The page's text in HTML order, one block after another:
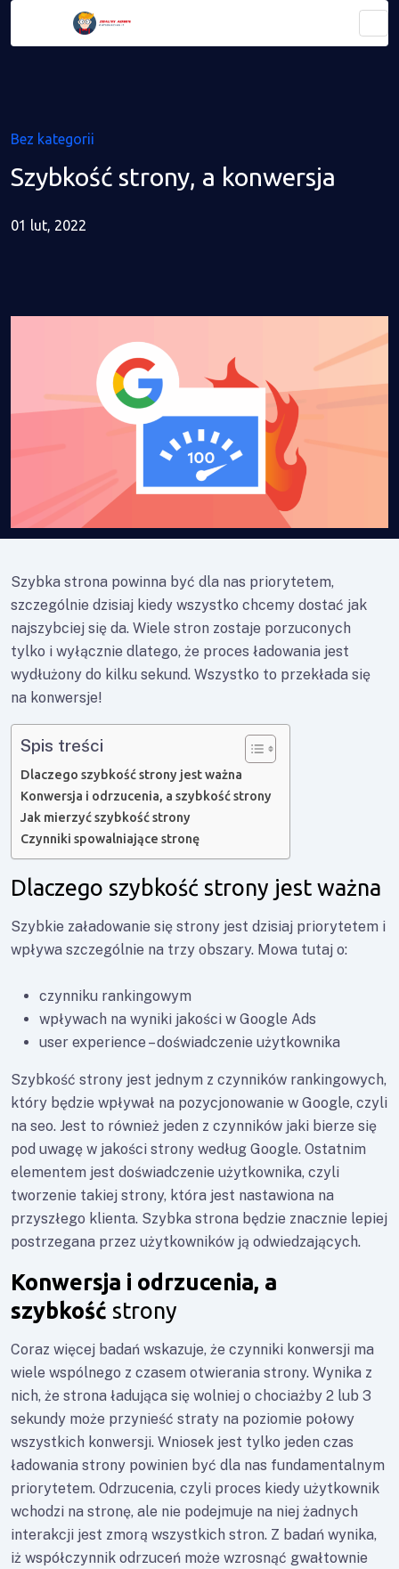
Bez kategorii
Szybkość strony, a konwersja
01 lut, 2022
Szybka strona powinna być dla nas priorytetem,
szczególnie dzisiaj kiedy wszystko chcemy dostać jak
najszybciej się da. Wiele stron zostaje porzuconych
tylko i wyłącznie dlatego, że proces ładowania jest
wydłużony do kilku sekund. Wszystko to przekłada się
na konwersje!
Spis treści
Dlaczego szybkość strony jest ważna
Konwersja i odrzucenia, a szybkość strony
Jak mierzyć szybkość strony
Czynniki spowalniające stronę
Dlaczego szybkość strony jest ważna
Szybkie załadowanie się strony jest dzisiaj priorytetem i
wpływa szczególnie na trzy obszary. Mowa tutaj o:
czynniku rankingowym
wpływach na wyniki jakości w Google Ads
user experience – doświadczenie użytkownika
Szybkość strony jest jednym z czynników rankingowych,
który będzie wpływał na pozycjonowanie w Google, czyli
na seo. Jest to również jeden z czynników jaki bierze się
pod uwagę w jakości strony według Google. Ostatnim
elementem jest doświadczenie użytkownika, czyli
tworzenie takiej strony, która jest nastawiona na
przyszłego klienta. Szybka strona będzie znacznie lepiej
postrzegana przez użytkowników ją odwiedzających.
Konwersja i odrzucenia, a
szybkość strony
Coraz więcej badań wskazuje, że czynniki konwersji ma
wiele wspólnego z czasem otwierania strony. Wynika z
nich, że strona ładująca się wolniej o chociażby 2 lub 3
sekundy może przynieść straty na poziomie połowy
wszystkich konwersji. Wniosek jest tylko jeden czas
ładowania strony powinien być dla nas fundamentalnym
priorytetem. Odrzucenia, czyli proces kiedy użytkownik
wchodzi na stronę, ale nie podejmuje na niej żadnych
interakcji jest zmorą wszystkich stron. Z badań wynika,
iż współczynnik odrzuceń może wzrosnąć gwałtownie